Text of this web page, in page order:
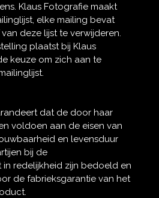
Klaus Fotografie maakt
elke mailing bevat
deze lijst te verwijderen.
plaatst bij Klaus
keuze om zich aan te
dat de door haar
voldoen aan de eisen van
en levensduur
bij de
redelijkheid zijn bedoeld en
de fabrieksgarantie van het